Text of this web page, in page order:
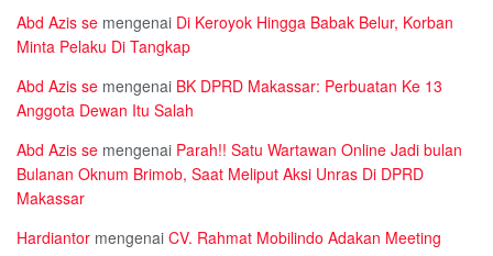
Abd Azis se mengenai Di Keroyok Hingga Babak Belur, Korban
Minta Pelaku Di Tangkap
Abd Azis se mengenai BK DPRD Makassar: Perbuatan Ke 13
Anggota Dewan Itu Salah
Abd Azis se mengenai Parah!! Satu Wartawan Online Jadi bulan
Bulanan Oknum Brimob, Saat Meliput Aksi Unras Di DPRD
Makassar
Hardiantor mengenai CV. Rahmat Mobilindo Adakan Meeting